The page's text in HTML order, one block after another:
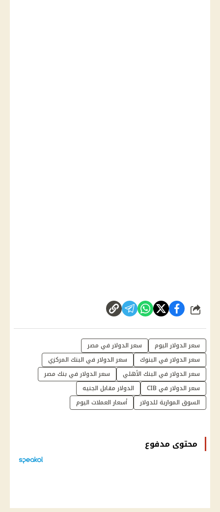
شارك
سعر الدولار اليوم
سعر الدولار في مصر
سعر الدولار في البنوك
سعر الدولار في البنك المركزي
سعر الدولار في البنك الأهلي
سعر الدولار في بنك مصر
سعر الدولار في CIB
الدولار مقابل الجنيه
السوق الموازية للدولار
أسعار العملات اليوم
محتوى مدفوع